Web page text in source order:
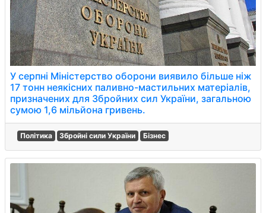
У серпні Міністерство оборони виявило більше ніж
17 тонн неякісних паливно-мастильних матеріалів,
призначених для Збройних сил України, загальною
сумою 1,6 мільйона гривень.
Політика Збройні сили України Бізнес